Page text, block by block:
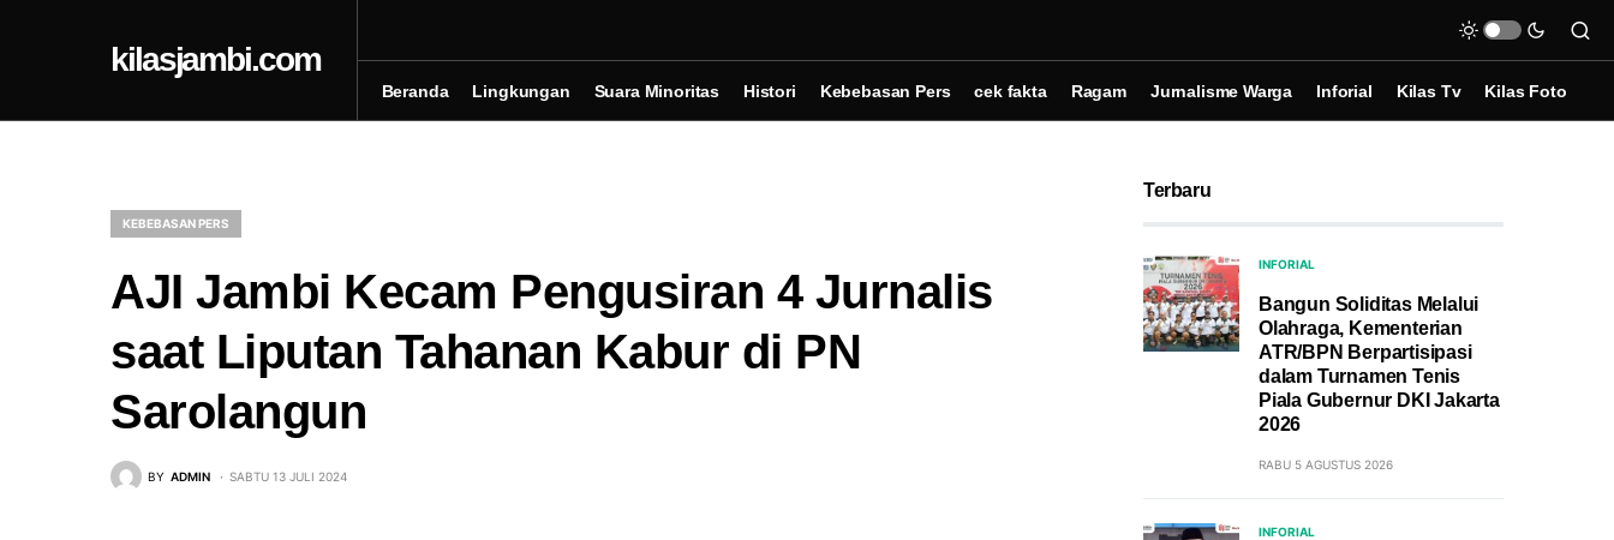
kilasjambi.com
Beranda Lingkungan Suara Minoritas Histori Kebebasan Pers cek fakta Ragam Jurnalisme Warga Inforial Kilas Tv Kilas Foto
KEBEBASAN PERS
AJI Jambi Kecam Pengusiran 4 Jurnalis
saat Liputan Tahanan Kabur di PN
Sarolangun
BY ADMIN SABTU 13 JULI 2024
Terbaru
INFORIAL
Bangun Soliditas Melalui
Olahraga, Kementerian
ATR/BPN Berpartisipasi
dalam Turnamen Tenis
Piala Gubernur DKI Jakarta
2026
RABU 5 AGUSTUS 2026
INFORIAL